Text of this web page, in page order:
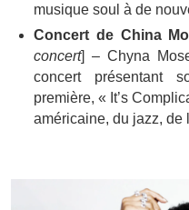
musique soul à de
Concert de China
concert] – Chyna
concert présentant
première, « It’s
américaine, du jazz, de